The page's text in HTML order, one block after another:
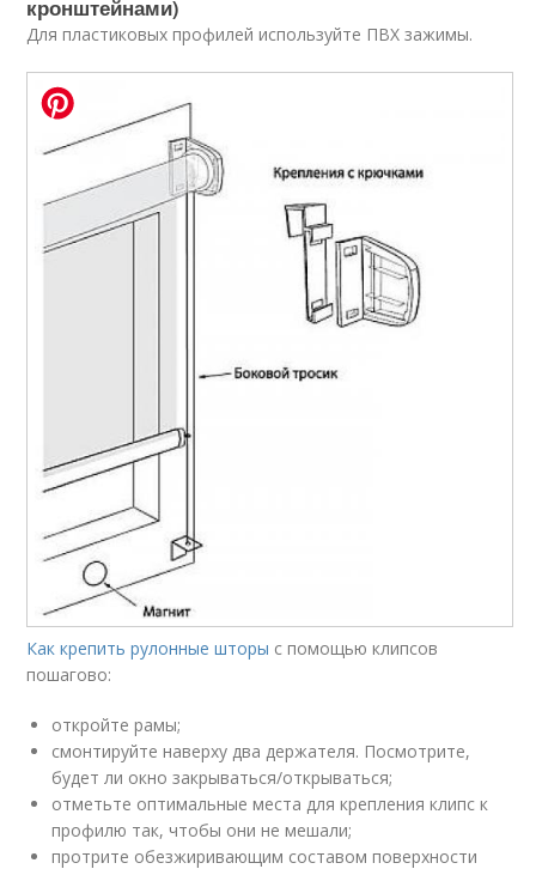
кронштейнами)
Для пластиковых профилей используйте ПВХ зажимы.
Как крепить рулонные шторы с помощью клипсов
пошагово:
откройте рамы;
смонтируйте наверху два держателя. Посмотрите,
будет ли окно закрываться/открываться;
отметьте оптимальные места для крепления клипс к
профилю так, чтобы они не мешали;
протрите обезжиривающим составом поверхности